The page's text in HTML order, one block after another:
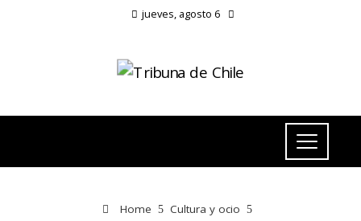
jueves, agosto 6
Home
Cultura y ocio